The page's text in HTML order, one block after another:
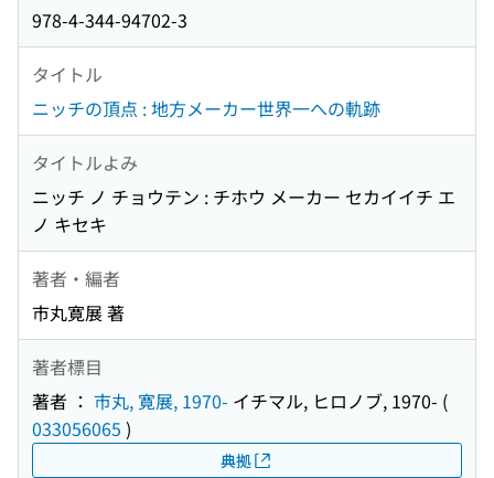
978-4-344-94702-3
タイトル
ニッチの頂点 : 地方メーカー世界一への軌跡
タイトルよみ
ニッチ ノ チョウテン : チホウ メーカー セカイイチ エ
ノ キセキ
著者・編者
市丸寛展 著
著者標目
著者 ： 市丸, 寛展, 1970- イチマル, ヒロノブ, 1970- (
033056065 )
典拠